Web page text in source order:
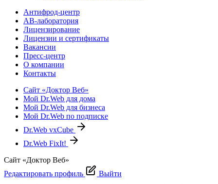
Антифрод-центр
АВ-лаборатория
Лицензирование
Лицензии и сертификаты
Вакансии
Пресс-центр
О компании
Контакты
Сайт «Доктор Веб»
Мой Dr.Web для дома
Мой Dr.Web для бизнеса
Мой Dr.Web по подписке
Dr.Web vxCube
Dr.Web FixIt!
Сайт «Доктор Веб»
Редактировать профиль
Выйти